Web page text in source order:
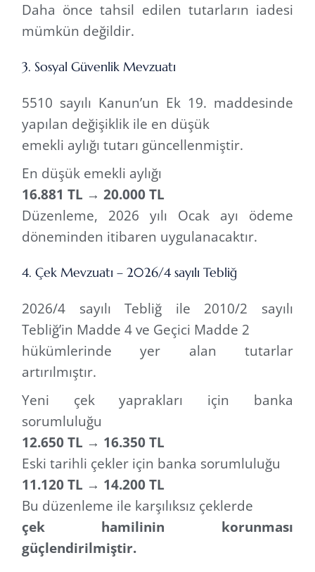
Daha önce tahsil edilen tutarların iadesi
mümkün değildir.
3. Sosyal Güvenlik Mevzuatı
5510 sayılı Kanun’un Ek 19. maddesinde
yapılan değişiklik ile en düşük
emekli aylığı tutarı güncellenmiştir.
En düşük emekli aylığı
16.881 TL → 20.000 TL
Düzenleme, 2026 yılı Ocak ayı ödeme
döneminden itibaren uygulanacaktır.
4. Çek Mevzuatı – 2026/4 sayılı Tebliğ
2026/4 sayılı Tebliğ ile 2010/2 sayılı
Tebliğ’in Madde 4 ve Geçici Madde 2
hükümlerinde yer alan tutarlar
artırılmıştır.
Yeni çek yaprakları için banka
sorumluluğu
12.650 TL → 16.350 TL
Eski tarihli çekler için banka sorumluluğu
11.120 TL → 14.200 TL
Bu düzenleme ile karşılıksız çeklerde
çek hamilinin korunması
güçlendirilmiştir.